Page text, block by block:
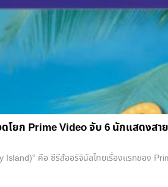
31 สิงหา เกียมตัวฮาปอดโยก Prime
Island)“ คือ ซีรีส์ออริจินัลไทยเรื่องแรกของ